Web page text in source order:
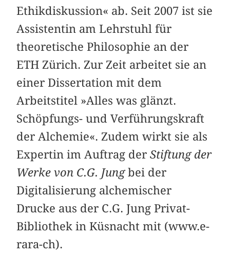
Ethikdiskussion« ab. Seit 2007 ist sie
Assistentin am Lehrstuhl für
theoretische Philosophie an der
ETH Zürich. Zur Zeit arbeitet sie an
einer Dissertation mit dem
Arbeitstitel »Alles was glänzt.
Schöpfungs- und Verführungskraft
der Alchemie«. Zudem wirkt sie als
Expertin im Auftrag derStiftung der
Werke von C.G. Jungbei der
Digitalisierung alchemischer
Drucke aus der C.G. Jung Privat-
Bibliothek in Küsnacht mit (www.e-
rara-ch).